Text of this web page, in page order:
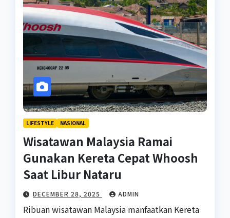
LIFESTYLE NASIONAL
Wisatawan Malaysia Ramai
Gunakan Kereta Cepat Whoosh
Saat Libur Nataru
DECEMBER 28, 2025 ADMIN
Ribuan wisatawan Malaysia manfaatkan Kereta